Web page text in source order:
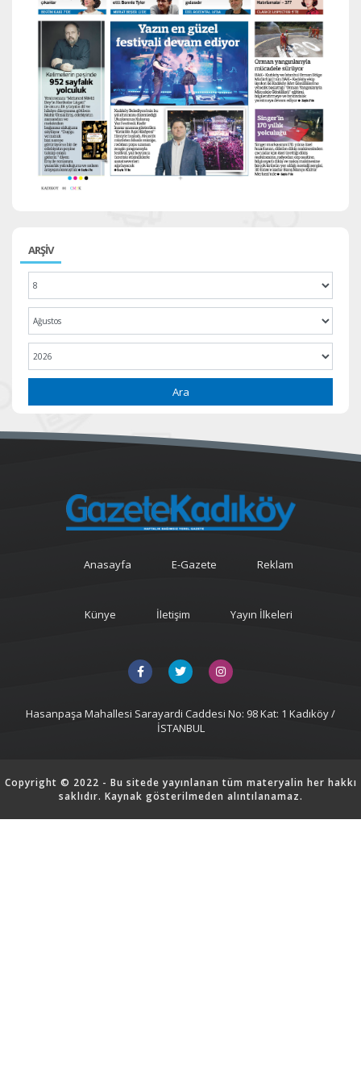
ARŞİV
Ara
Anasayfa E-Gazete Reklam
Künye İletişim Yayın İlkeleri
Hasanpaşa Mahallesi Sarayardi Caddesi No: 98 Kat: 1 Kadıköy /
İSTANBUL
Copyright © 2022 - Bu sitede yayınlanan tüm materyalin her hakkı
saklıdır. Kaynak gösterilmeden alıntılanamaz.